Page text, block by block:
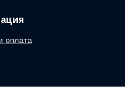
оплата